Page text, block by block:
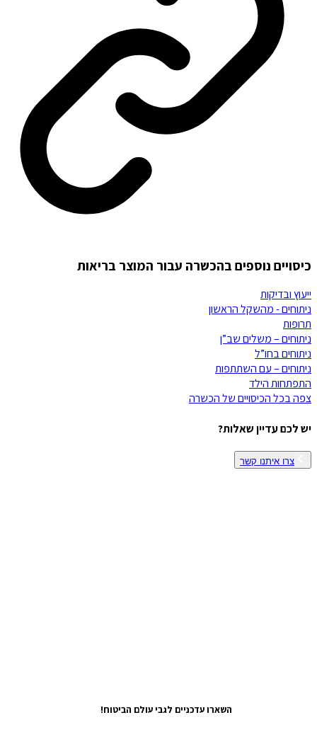
כיסויים נוספים בהכשרה עבור המוצר בריאות
ייעוץ ובדיקות
ניתוחים - מהשקל הראשון
תרופות
ניתוחים – משלים שב”ן
ניתוחים בחו”ל
ניתוחים – עם השתתפות
התפתחות הילד
צפה בכל הכיסויים שלהכשרה
יש לכם עדיין שאלות?
צרו איתנו קשר
השארו עדכניים לגבי עולם הביטוח!